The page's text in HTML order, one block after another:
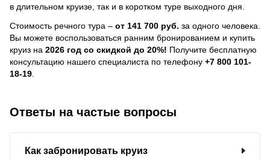
в длительном круизе, так и в коротком туре выходного дня.
Стоимость речного тура – от 141 700 руб. за одного человека.
Вы можете воспользоваться ранним бронированием и купить
круиз на 2026 год со скидкой до 20%! Получите бесплатную
консультацию нашего специалиста по телефону +7 800 101-
18-19
Ответы на частые вопросы
Как забронировать круиз